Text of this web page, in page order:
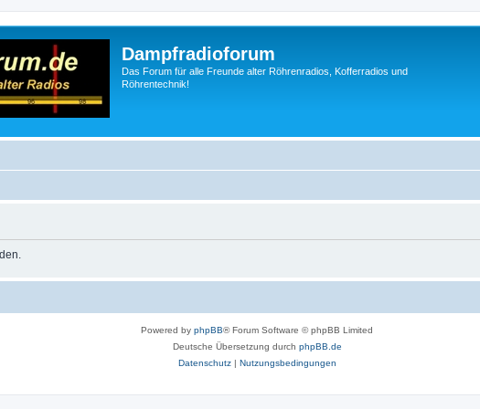
Dampfradioforum
Das Forum für alle Freunde alter Röhrenradios, Kofferradios und
Röhrentechnik!
Powered by phpBB® Forum Software © phpBB Limited
Deutsche Übersetzung durch phpBB.de
Datenschutz| Nutzungsbedingungen